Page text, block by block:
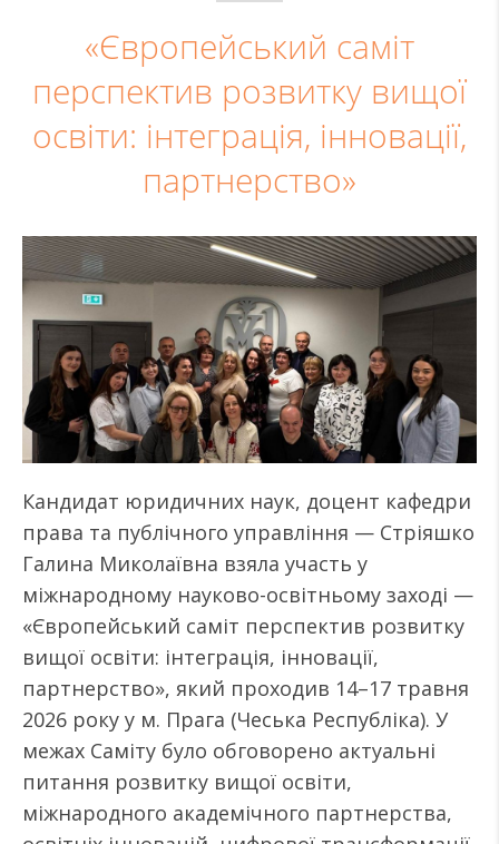
«Європейський саміт
перспектив розвитку вищої
освіти: інтеграція, інновації,
партнерство»
Кандидат юридичних наук, доцент кафедри
права та публічного управління — Стріяшко
Галина Миколаївна взяла участь у
міжнародному науково-освітньому заході —
«Європейський саміт перспектив розвитку
вищої освіти: інтеграція, інновації,
партнерство», який проходив 14–17 травня
2026 року у м. Прага (Чеська Республіка). У
межах Саміту було обговорено актуальні
питання розвитку вищої освіти,
міжнародного академічного партнерства,